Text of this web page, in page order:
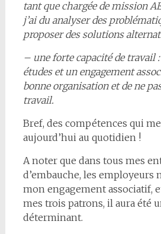
tant que chargée de mission
j’ai du analyser des
proposer des solutions
– une forte capacité de travail
études et un engagement
bonne organisation et de ne
travail.
Bref, des compétences qui
aujourd’hui au quotidien !
A noter que dans tous mes
d’embauche, les employeurs
mon engagement associatif,
mes trois patrons, il aura été
déterminant.